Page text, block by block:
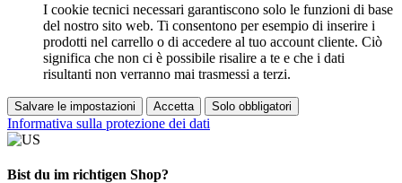
I cookie tecnici necessari garantiscono solo le funzioni di base
del nostro sito web. Ti consentono per esempio di inserire i
prodotti nel carrello o di accedere al tuo account cliente. Ciò
significa che non ci è possibile risalire a te e che i dati
risultanti non verranno mai trasmessi a terzi.
Salvare le impostazioni Accetta Solo obbligatori
Informativa sulla protezione dei dati
Bist du im richtigen Shop?